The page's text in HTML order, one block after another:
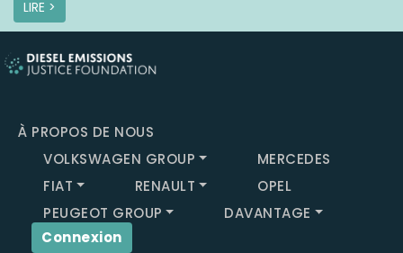
LIRE >
À PROPOS DE NOUS
VOLKSWAGEN GROUP
MERCEDES
FIAT
RENAULT
OPEL
PEUGEOT GROUP
DAVANTAGE
Connexion